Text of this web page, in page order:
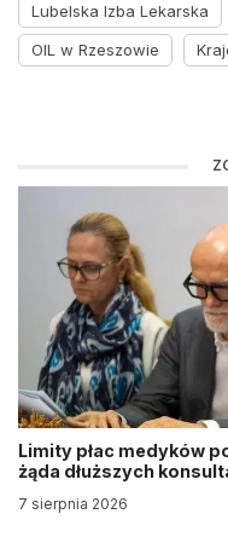
Lubelska Izba Lekarska
OIL w Rzeszowie
Limity płac medyków
żąda dłuższych
7 sierpnia 2026